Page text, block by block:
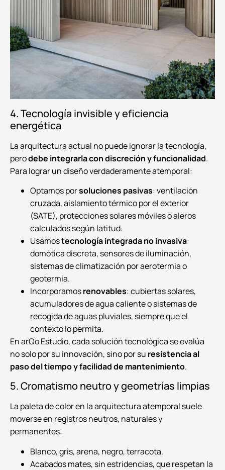
4. Tecnología invisible y eficiencia
energética
La arquitectura actual no puede ignorar la tecnología,
perodebe integrarla con discreción y funcionalidad.
Para lograr un diseño verdaderamente atemporal:
Optamos porsoluciones pasivas: ventilación
cruzada, aislamiento térmico por el exterior
(SATE), protecciones solares móviles o aleros
calculados según latitud.
Usamostecnología integrada no invasiva:
domótica discreta, sensores de iluminación,
sistemas de climatización por aerotermia o
geotermia.
Incorporamosrenovables: cubiertas solares,
acumuladores de agua caliente o sistemas de
recogida de aguas pluviales, siempre que el
contexto lo permita.
En arQo Estudio, cada solución tecnológica se evalúa
no solo por su innovación, sino por su resistencia al
paso del tiempo y facilidad de mantenimiento.
5. Cromatismo neutro y geometrías limpias
La paleta de color en la arquitectura atemporal suele
moverse en registros neutros, naturales y
permanentes:
Blanco, gris, arena, negro, terracota.
Acabados mates, sin estridencias, que respetan la